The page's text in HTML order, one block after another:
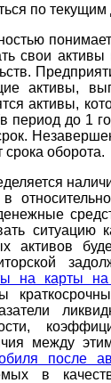
по текущим
свои
активы,
активы,
до 1
оборота.
ситуацию
активов
на карты на
между
после
в